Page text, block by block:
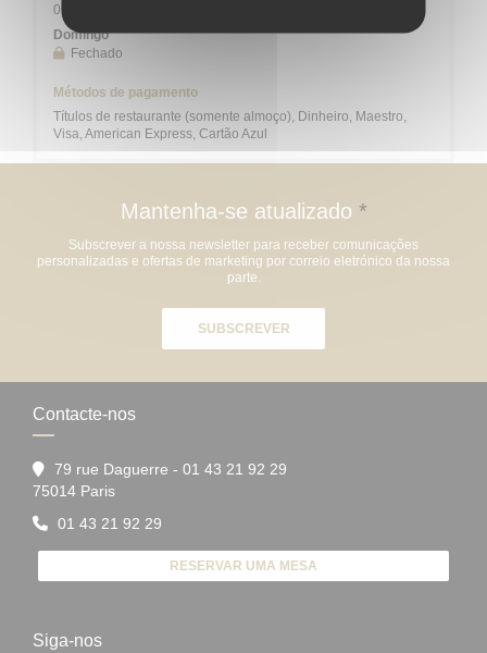
09:00 - 13:45
Domingo
Fechado
Métodos de pagamento
Títulos de restaurante (somente almoço), Dinheiro, Maestro,
Visa, American Express, Cartão Azul
Mantenha-se atualizado *
Subscrever a nossa newsletter para receber comunicações
personalizadas e ofertas de marketing por correio eletrónico da nossa
parte.
SUBSCREVER
Contacte-nos
79 rue Daguerre - 01 43 21 92 29
75014 Paris((abre numa nova janela))
01 43 21 92 29
RESERVAR UMA MESA
Siga-nos